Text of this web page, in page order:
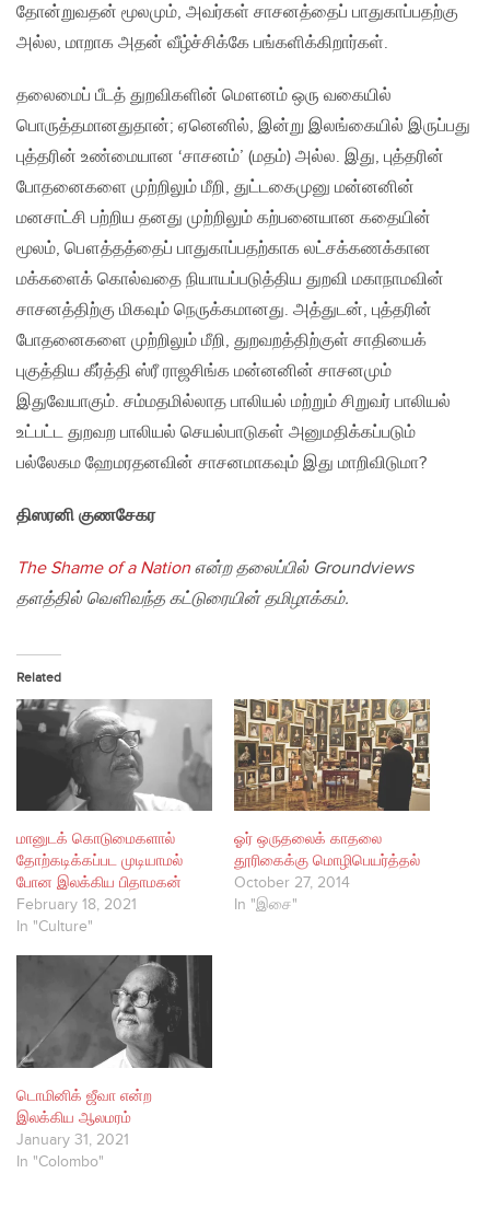
தோன்றுவதன் மூலமும், அவர்கள் சாசனத்தைப் பாதுகாப்பதற்கு
அல்ல, மாறாக அதன் வீழ்ச்சிக்கே பங்களிக்கிறார்கள்.
தலைமைப் பீடத் துறவிகளின் மௌனம் ஒரு வகையில்
பொருத்தமானதுதான்; ஏனெனில், இன்று இலங்கையில் இருப்பது
புத்தரின் உண்மையான ‘சாசனம்’ (மதம்) அல்ல. இது, புத்தரின்
போதனைகளை முற்றிலும் மீறி, துட்டகைமுனு மன்னனின்
மனசாட்சி பற்றிய தனது முற்றிலும் கற்பனையான கதையின்
மூலம், பௌத்தத்தைப் பாதுகாப்பதற்காக லட்சக்கணக்கான
மக்களைக் கொல்வதை நியாயப்படுத்திய துறவி மகாநாமவின்
சாசனத்திற்கு மிகவும் நெருக்கமானது. அத்துடன், புத்தரின்
போதனைகளை முற்றிலும் மீறி, துறவறத்திற்குள் சாதியைக்
புகுத்திய கீர்த்தி ஸ்ரீ ராஜசிங்க மன்னனின் சாசனமும்
இதுவேயாகும். சம்மதமில்லாத பாலியல் மற்றும் சிறுவர் பாலியல்
உட்பட்ட துறவற பாலியல் செயல்பாடுகள் அனுமதிக்கப்படும்
பல்லேகம ஹேமரதனவின் சாசனமாகவும் இது மாறிவிடுமா?
திஸரனி குணசேகர
The Shame of a Nation என்ற தலைப்பில் Groundviews
தளத்தில் வௌிவந்த கட்டுரையின் தமிழாக்கம்.
Related
மானுடக் கொடுமைகளால்
தோற்கடிக்கப்பட முடியாமல்
போன இலக்கிய பிதாமகன்
February 18, 2021
In "Culture"
ஓர் ஒருதலைக் காதலை
தூரிகைக்கு மொழிபெயர்த்தல்
October 27, 2014
In "இசை"
டொமினிக் ஜீவா என்ற
இலக்கிய ஆலமரம்
January 31, 2021
In "Colombo"